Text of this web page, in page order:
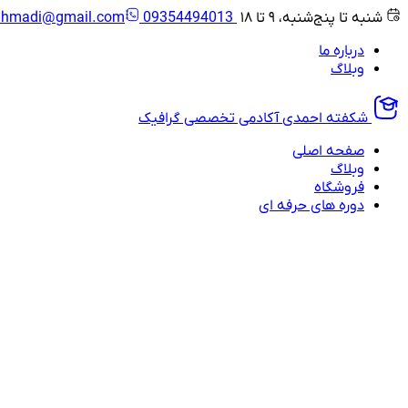
شنبه تا پنج‌شنبه، ۹ تا ۱۸ 09354494013
درباره ما
وبلاگ
شکفته احمدی آکادمی تخصصی گرافیک
صفحه اصلی
وبلاگ
فروشگاه
دوره های حرفه ای